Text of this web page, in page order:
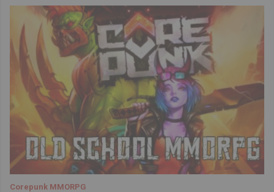
Corepunk MMORPG